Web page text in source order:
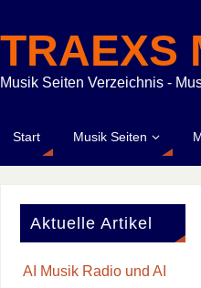
TRAEXS
Musik Seiten Verzeichnis -
Start Musik Seiten
Aktuelle Artikel
AI Musik Radio und AI